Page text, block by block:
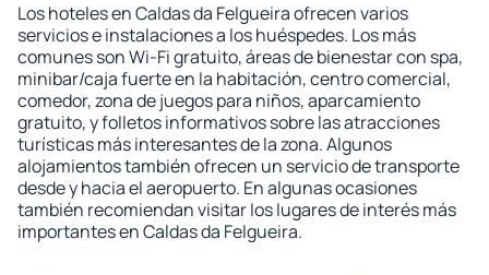
Los hoteles en Caldas da Felgueira ofrecen varios
servicios e instalaciones a los huéspedes. Los más
comunes son Wi-Fi gratuito, áreas de bienestar con spa,
minibar/caja fuerte en la habitación, centro comercial,
comedor, zona de juegos para niños, aparcamiento
gratuito, y folletos informativos sobre las atracciones
turísticas más interesantes de la zona. Algunos
alojamientos también ofrecen un servicio de transporte
desde y hacia el aeropuerto. En algunas ocasiones
también recomiendan visitar los lugares de interés más
importantes en Caldas da Felgueira.